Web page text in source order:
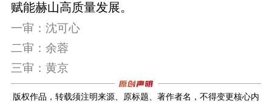
赋能赫山高质量发展。
一审：沈可心
二审：余蓉
三审：黄京
版权作品，转载须注明来源、原标题、著作者名，不得变更核心内